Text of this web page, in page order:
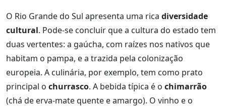
O Rio Grande do Sul apresenta uma rica diversidade
cultural. Pode-se concluir que a cultura do estado tem
duas vertentes: a gaúcha, com raízes nos nativos que
habitam o pampa, e a trazida pela colonização
europeia. A culinária, por exemplo, tem como prato
principal o churrasco. A bebida típica é o chimarrão
(chá de erva-mate quente e amargo). O vinho e o